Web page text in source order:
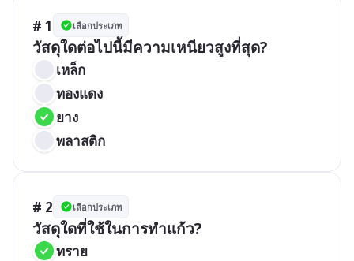
# 1 เลือกประเภท
วัสดุใดต่อไปนี้มีความเหนียวสูงที่สุด?
เหล็ก
ทองแดง
ยาง
พลาสติก
# 2 เลือกประเภท
วัสดุใดที่ใช้ในการทำแก้ว?
ทราย